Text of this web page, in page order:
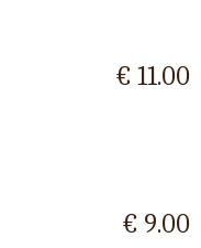
€ 11.00
€ 9.00